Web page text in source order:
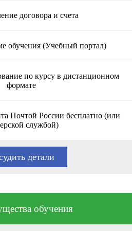
договора и счета
обучения (Учебный портал)
по курсу в дистанционном
формате
Почтой России бесплатно (или
службой)
детали
обучения